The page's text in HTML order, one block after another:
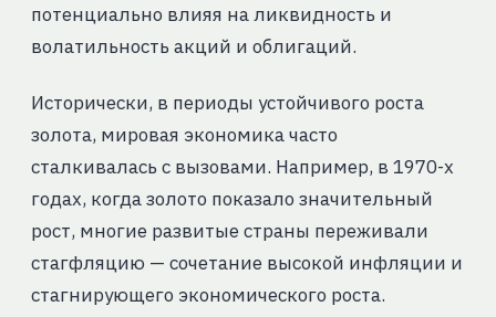
потенциально влияя на ликвидность и
волатильность акций и облигаций.
Исторически, в периоды устойчивого роста
золота, мировая экономика часто
сталкивалась с вызовами. Например, в 1970-х
годах, когда золото показало значительный
рост, многие развитые страны переживали
стагфляцию — сочетание высокой инфляции и
стагнирующего экономического роста.